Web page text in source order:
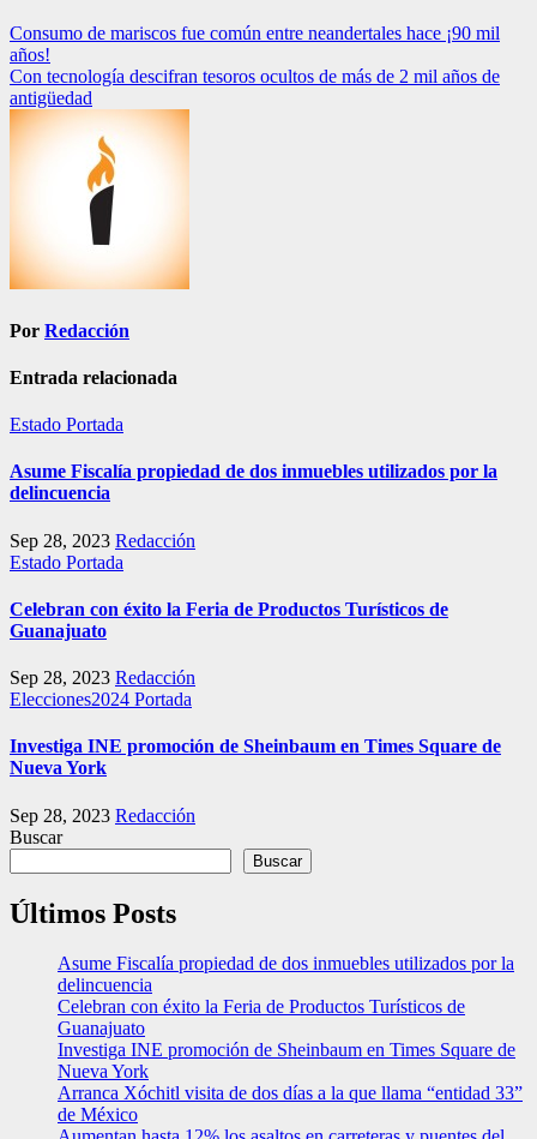
Consumo de mariscos fue común entre neandertales hace ¡90 mil
años!
Con tecnología descifran tesoros ocultos de más de 2 mil años de
antigüedad
Por Redacción
Entrada relacionada
Estado Portada
Asume Fiscalía propiedad de dos inmuebles utilizados por la
delincuencia
Sep 28, 2023 Redacción
Estado Portada
Celebran con éxito la Feria de Productos Turísticos de
Guanajuato
Sep 28, 2023 Redacción
Elecciones2024 Portada
Investiga INE promoción de Sheinbaum en Times Square de
Nueva York
Sep 28, 2023 Redacción
Buscar
Buscar
Últimos Posts
Asume Fiscalía propiedad de dos inmuebles utilizados por la
delincuencia
Celebran con éxito la Feria de Productos Turísticos de
Guanajuato
Investiga INE promoción de Sheinbaum en Times Square de
Nueva York
Arranca Xóchitl visita de dos días a la que llama “entidad 33”
de México